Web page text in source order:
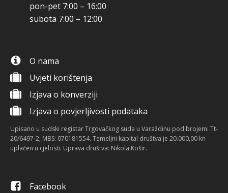
pon-pet 7:00 – 16:00
subota 7:00 – 12:00
O nama
Uvjeti korištenja
Izjava o konverziji
Izjava o povjerljivosti podataka
Upisano u sudski registar Trgovačkog suda u Varaždinu pod brojem: Tt-
20/6497-2, MBS: 070181554. Temeljni kapital društva je 20.000,00 kn
uplaćen u cjelosti. Uprava društva: Nikola Košir.
Facebook